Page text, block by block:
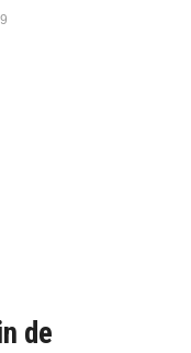
de